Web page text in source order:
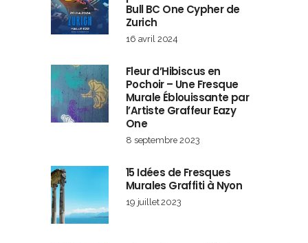
Bull BC One Cypher de
Zurich
16 avril 2024
Fleur d’Hibiscus en
Pochoir – Une Fresque
Murale Éblouissante par
l’Artiste Graffeur Eazy
One
8 septembre 2023
15 Idées de Fresques
Murales Graffiti à Nyon
19 juillet 2023